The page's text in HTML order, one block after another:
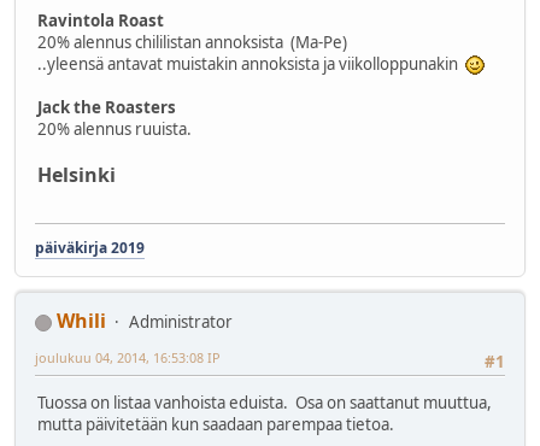
Ravintola Roast
20% alennus chililistan annoksista (Ma-Pe)
..yleensä antavat muistakin annoksista ja viikolloppunakin
Jack the Roasters
20% alennus ruuista.
Helsinki
päiväkirja 2019
Whili
Administrator
#1
joulukuu 04, 2014, 16:53:08 IP
Tuossa on listaa vanhoista eduista. Osa on saattanut muuttua,
mutta päivitetään kun saadaan parempaa tietoa.